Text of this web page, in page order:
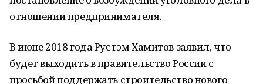
отношении предпринимателя.
В июне 2018 года Рустэм Хамитов заявил, что
будет выходить в правительство России с
просьбой поддержать строительство нового